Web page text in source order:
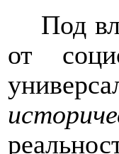
Под
от